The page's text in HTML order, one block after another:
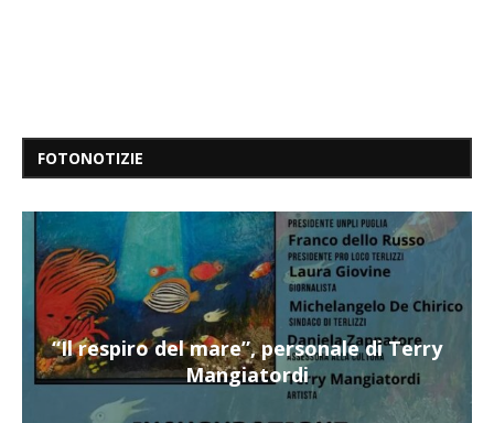
FOTONOTIZIE
“Il respiro del mare”, personale di Terry
Mangiatordi